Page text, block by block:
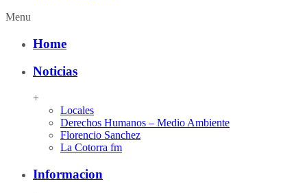
Menu
Home
Noticias
+
Locales
Derechos Humanos – Medio Ambiente
Florencio Sanchez
La Cotorra fm
Informacion